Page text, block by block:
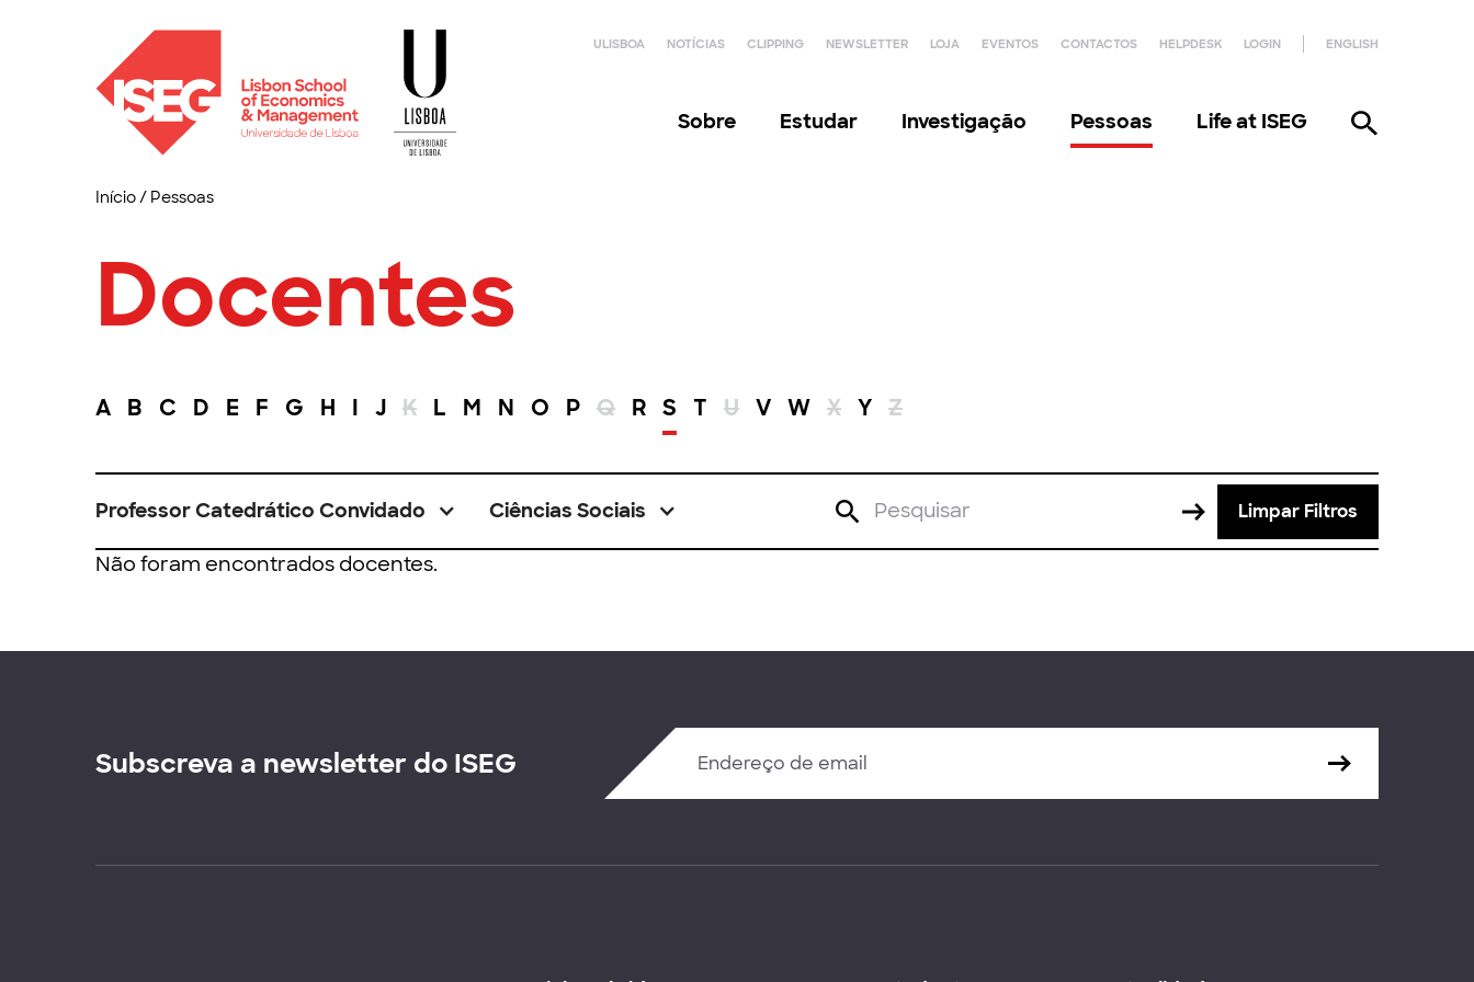
ULISBOA NOTÍCIAS CLIPPING NEWSLETTER LOJA EVENTOS CONTACTOS HELPDESK LOGIN ENGLISH
Sobre Estudar Investigação Pessoas Life at ISEG
Início/ Pessoas
Docentes
A B C D E F G H I J K L M N O P Q R S T U V W X Y Z
Professor Catedrático Convidado Ciências Sociais Limpar Filtros
Não foram encontrados docentes.
Subscreva a newsletter do ISEG